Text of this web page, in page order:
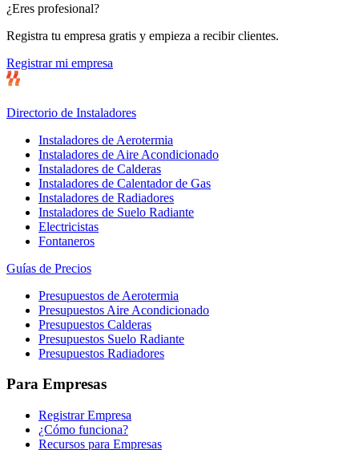
¿Eres profesional?
Registra tu empresa gratis y empieza a recibir clientes.
Registrar mi empresa
Directorio de Instaladores
Instaladores de Aerotermia
Instaladores de Aire Acondicionado
Instaladores de Calderas
Instaladores de Calentador de Gas
Instaladores de Radiadores
Instaladores de Suelo Radiante
Electricistas
Fontaneros
Guías de Precios
Presupuestos de Aerotermia
Presupuestos Aire Acondicionado
Presupuestos Calderas
Presupuestos Suelo Radiante
Presupuestos Radiadores
Para Empresas
Registrar Empresa
¿Cómo funciona?
Recursos para Empresas